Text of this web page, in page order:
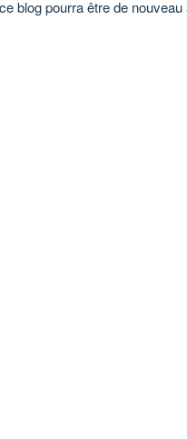
blog pourra être de